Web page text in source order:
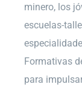
minero, los
escuelas-
Formativas
para